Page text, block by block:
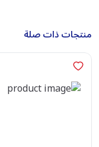
منتجات ذات صلة